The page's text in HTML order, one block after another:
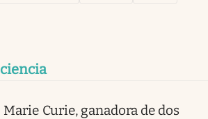
ciencia
Marie Curie, ganadora de dos